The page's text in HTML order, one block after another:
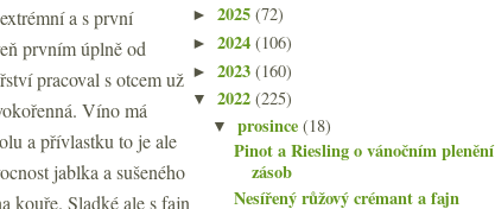
a s první
prvním úplně od
pracoval s otcem už
Víno má
a přívlastku to je ale
jablka a sušeného
kouře. Sladké ale s fajn
► 2025 (72)
► 2024 (106)
► 2023 (160)
▼ 2022 (225)
▼prosince(18)
Pinot a Riesling o vánočním plenění
zásob
Nesířený růžový crémant a fajn